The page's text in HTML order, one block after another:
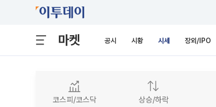
마켓 공시 시황 시세 장외/IPO
코스피/코스닥 상승/하락